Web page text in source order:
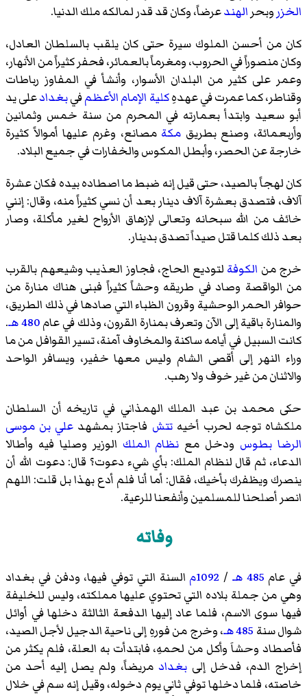
الخزروبحرالهندعرضاً، وكان قد قدر لمالكه ملك الدنيا.
كان من أحسن الملوك سيرة حتى كان يلقب بالسلطان العادل،
وكان منصوراً في الحروب، ومغرماً بالعمائر، فحفر كثيراً من الأنهار،
وعمر على كثير من البلدان الأسوار، وأنشأ في المفاوز رباطات
وقناطر، كما عمرت في عهدهِكلية الإمام الأعظمفيبغدادعلى يد
أبو سعيد وابتدأ بعمارته في المحرم من سنة خمس وثمانين
وأربعمائة، وصنع بطريق مكة مصانع، وغرم عليها أموالاً كثيرة
خارجة عن الحصر، وأبطل المكوس والخفارات في جميع البلاد.
كان لهجاً بالصيد، حتى قيل إنه ضبط ما اصطاده بيده فكان عشرة
آلاف، فتصدق بعشرة آلاف دينار بعد أن نسي كثيراً منه، وقال: إنني
خائف من الله سبحانه وتعالى لإزهاق الأرواح لغير مأكلة، وصار
بعد ذلك كلما قتل صيداً تصدق بدينار.
خرج من الكوفة لتوديع الحاج، فجاوز العذيب وشيعهم بالقرب
من الواقصة وصاد في طريقه وحشاً كثيراً فبنى هناك منارة من
حوافر الحمر الوحشية وقرون الظباء التي صادها في ذلك الطريق،
والمنارة باقية إلى الآن وتعرف بمنارة القرون، وذلك في عام480 هـ
.
كانت السبيل في أيامه ساكنة والمخاوف آمنة، تسير القوافل من ما
وراء النهر إلى أقصى الشام وليس معها خفير، ويسافر الواحد
والاثنان من غير خوف ولا رهب.
حكى محمد بن عبد الملك الهمذاني في تاريخه أن السلطان
ملكشاه توجه لحرب أخيهتتش فاجتاز بمشهد علي بن موسى
الرضا بطوس ودخل مع نظام الملك الوزير وصليا فيه وأطالا
الدعاء، ثم قال لنظام الملك: بأي شيء دعوت؟ قال: دعوت الله أن
ينصرك ويظفرك بأخيك، فقال: أما أنا فلم أدع بهذا بل قلت: اللهم
انصر أصلحنا للمسلمين وأنفعنا للرعية.
وفاته
في عام 485 هـ / 1092م
السنة التي توفي فيها، ودفن في بغداد
وهي من جملة بلاده التي تحتوي عليها مملكته، وليس للخليفة
فيها سوى الاسم، فلما عاد إليها الدفعة الثالثة دخلها في أوائل
شوال سنة 485 هـ
، وخرج من فورهِ إلى ناحية الدجيل لأجل الصيد،
فأصطاد وحشاَ وأكل من لحمهِ، فابتدأت به العلة، فلم يكثر من
إخراج الدم، فدخل إلى بغداد مريضاً، ولم يصل إليه أحد من
خاصته، فلما دخلها توفي ثاني يوم دخوله، وقيل إنه سم في خلال